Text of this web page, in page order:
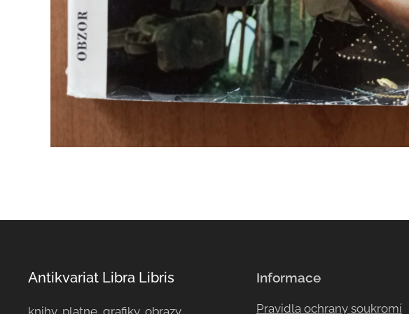
Antikvariat Libra Libris
knihy, platne, grafiky, obrazy, ...
Informace
Pravidla ochrany soukromí